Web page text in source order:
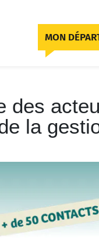
MON
des
la